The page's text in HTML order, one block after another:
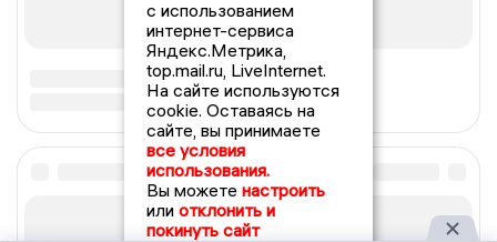
с использованием
интернет-сервиса
Яндекс.Метрика,
top.mail.ru, LiveInternet.
На сайте используются
cookie. Оставаясь на
сайте, вы принимаете
все условия
использования.
Вы можете настроить
или отклонить и
покинуть сайт